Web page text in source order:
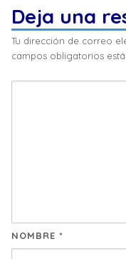
Deja una
Tu dirección de correo
campos obligatorios
NOMBRE *